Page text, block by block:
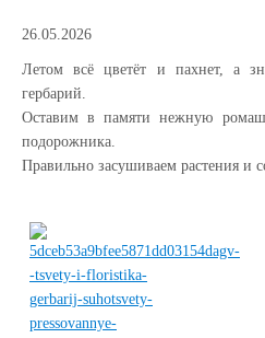
26.05.2026
Летом всё цветёт и пахнет, а
гербарий.
Оставим в памяти нежную
подорожника.
Правильно засушиваем растения и